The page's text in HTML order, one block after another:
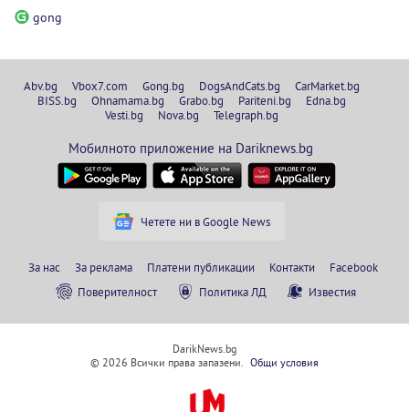
gong
Abv.bg Vbox7.com Gong.bg DogsAndCats.bg
CarMarket.bg
BISS.bg
Ohnamama.bg Grabo.bg Pariteni.bg
Edna.bg
Vesti.bg
Nova.bg Telegraph.bg
Мобилното приложение на Dariknews.bg
Четете ни в Google News
За нас За реклама Платени публикации Контакти
Facebook
Поверителност
Политика ЛД Известия
DarikNews.bg
© 2026 Всички права запазени. Общи условия